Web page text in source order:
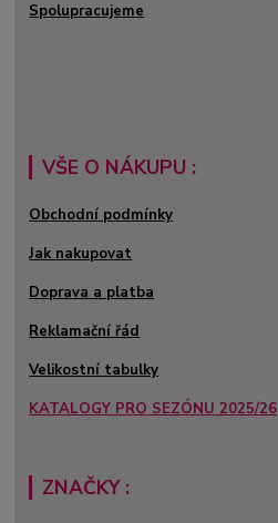
Spolupracujeme
VŠE O NÁKUPU :
Obchodní podmínky
Jak nakupovat
Doprava a platba
Reklamační řád
Velikostní tabulky
KATALOGY PRO SEZÓNU 2025/26
ZNAČKY :